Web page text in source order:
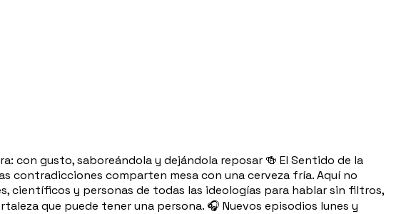
con gusto, saboreándola y dejándola reposar 🍻 El Sentido de la
contradicciones comparten mesa con una cerveza fría. Aquí no
científicos y personas de todas las ideologías para hablar sin filtros,
que puede tener una persona. 🎧 Nuevos episodios lunes y